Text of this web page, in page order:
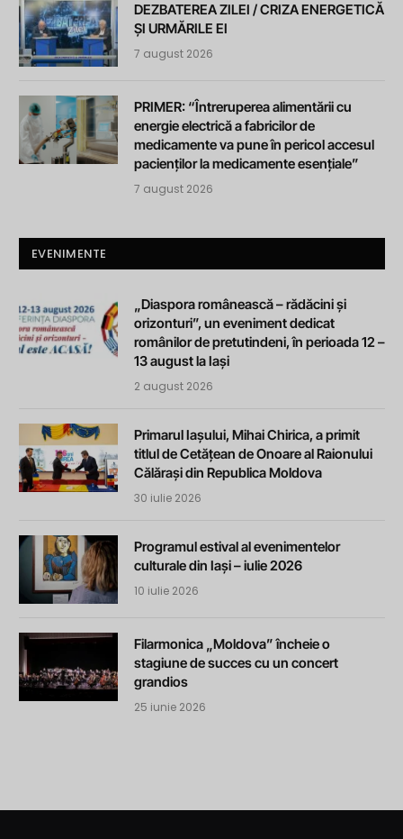
DEZBATEREA ZILEI / CRIZA ENERGETICĂ
ȘI URMĂRILE EI
7 august 2026
PRIMER: “Întreruperea alimentării cu
energie electrică a fabricilor de
medicamente va pune în pericol accesul
pacienților la medicamente esențiale”
7 august 2026
EVENIMENTE
„Diaspora românească – rădăcini și
orizonturi”, un eveniment dedicat
românilor de pretutindeni, în perioada 12 –
13 august la Iași
2 august 2026
Primarul Iașului, Mihai Chirica, a primit
titlul de Cetățean de Onoare al Raionului
Călărași din Republica Moldova
30 iulie 2026
Programul estival al evenimentelor
culturale din Iași – iulie 2026
10 iulie 2026
Filarmonica „Moldova” încheie o
stagiune de succes cu un concert
grandios
25 iunie 2026